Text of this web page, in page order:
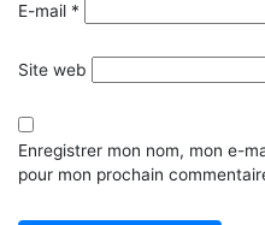
E-mail *
Site web
Enregistrer mon nom, mon e-
pour mon prochain